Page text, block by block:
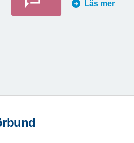
Läs mer